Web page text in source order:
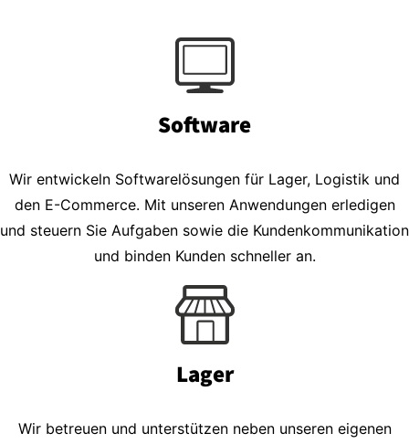
Software
Wir entwickeln Softwarelösungen für Lager, Logistik und
den E-Commerce. Mit unseren Anwendungen erledigen
und steuern Sie Aufgaben sowie die Kundenkommunikation
und binden Kunden schneller an.
Lager
Wir betreuen und unterstützen neben unseren eigenen